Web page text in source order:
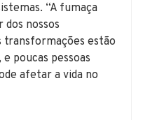
“A fumaça
nossos
transformações estão
poucas pessoas
afetar a vida no